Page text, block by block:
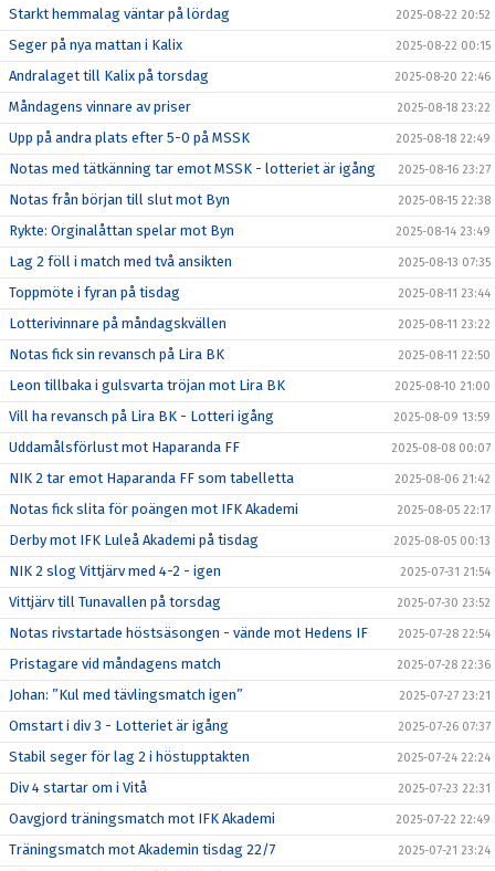
Starkt hemmalag väntar på lördag 2025-08-22 20:52
Seger på nya mattan i Kalix 2025-08-22 00:15
Andralaget till Kalix på torsdag 2025-08-20 22:46
Måndagens vinnare av priser 2025-08-18 23:22
Upp på andra plats efter 5-0 på MSSK 2025-08-18 22:49
Notas med tätkänning tar emot MSSK - lotteriet är igång 2025-08-16 23:27
Notas från början till slut mot Byn 2025-08-15 22:38
Rykte: Orginalåttan spelar mot Byn 2025-08-14 23:49
Lag 2 föll i match med två ansikten 2025-08-13 07:35
Toppmöte i fyran på tisdag 2025-08-11 23:44
Lotterivinnare på måndagskvällen 2025-08-11 23:22
Notas fick sin revansch på Lira BK 2025-08-11 22:50
Leon tillbaka i gulsvarta tröjan mot Lira BK 2025-08-10 21:00
Vill ha revansch på Lira BK - Lotteri igång 2025-08-09 13:59
Uddamålsförlust mot Haparanda FF 2025-08-08 00:07
NIK 2 tar emot Haparanda FF som tabelletta 2025-08-06 21:42
Notas fick slita för poängen mot IFK Akademi 2025-08-05 22:17
Derby mot IFK Luleå Akademi på tisdag 2025-08-05 00:13
NIK 2 slog Vittjärv med 4-2 - igen 2025-07-31 21:54
Vittjärv till Tunavallen på torsdag 2025-07-30 23:52
Notas rivstartade höstsäsongen - vände mot Hedens IF 2025-07-28 22:54
Pristagare vid måndagens match 2025-07-28 22:36
Johan: ”Kul med tävlingsmatch igen” 2025-07-27 23:21
Omstart i div 3 - Lotteriet är igång 2025-07-26 07:37
Stabil seger för lag 2 i höstupptakten 2025-07-24 22:24
Div 4 startar om i Vitå 2025-07-23 22:31
Oavgjord träningsmatch mot IFK Akademi 2025-07-22 22:49
Träningsmatch mot Akademin tisdag 22/7 2025-07-21 23:24